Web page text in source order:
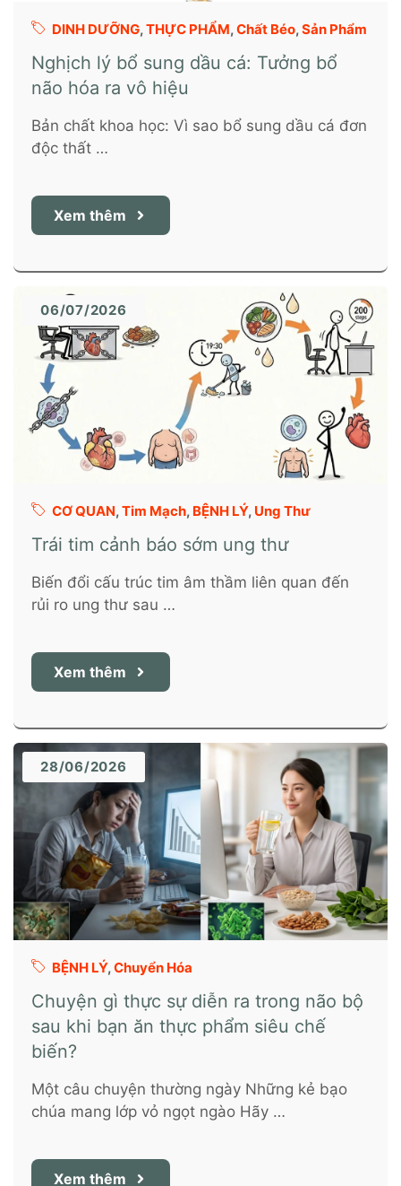
DINH DƯỠNG,THỰC PHẨM,Chất Béo,Sản Phẩm
Nghịch lý bổ sung dầu cá: Tưởng bổ
não hóa ra vô hiệu
Bản chất khoa học: Vì sao bổ sung dầu cá đơn
độc thất …
Xem thêm
06/07/2026
CƠ QUAN,Tim Mạch, BỆNH LÝ, Ung Thư
Trái tim cảnh báo sớm ung thư
Biến đổi cấu trúc tim âm thầm liên quan đến
rủi ro ung thư sau …
Xem thêm
28/06/2026
BỆNH LÝ,Chuyển Hóa
Chuyện gì thực sự diễn ra trong não bộ
sau khi bạn ăn thực phẩm siêu chế
biến?
Một câu chuyện thường ngày Những kẻ bạo
chúa mang lớp vỏ ngọt ngào Hãy …
Xem thêm